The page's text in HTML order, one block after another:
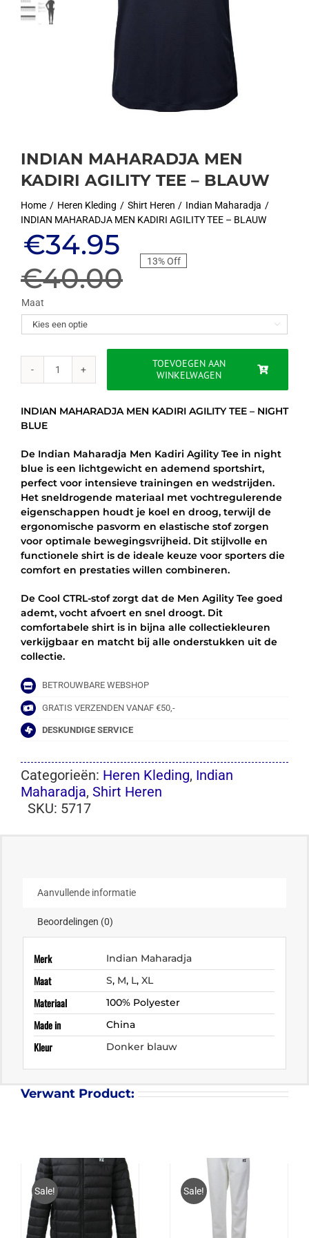
INDIAN MAHARADJA MEN
KADIRI AGILITY TEE – BLAUW
Home Heren Kleding Shirt Heren
Indian Maharadja
INDIAN MAHARADJA MEN KADIRI AGILITY TEE – BLAUW
€40.00
Oorspronkelijke
prijs
was:
€40.00.
€34.95
Huidige
prijs
is:
€34.95.
13% Off
Maat

INDIAN
MAHARADJA
BLAUW
aantal
TOEVOEGEN AAN
WINKELWAGEN
INDIAN MAHARADJA MEN KADIRI AGILITY TEE – NIGHT
BLUE
De Indian Maharadja Men Kadiri Agility Tee in night
blue is een lichtgewicht en ademend sportshirt,
perfect voor intensieve trainingen en wedstrijden.
Het sneldrogende materiaal met vochtregulerende
eigenschappen houdt je koel en droog, terwijl de
ergonomische pasvorm en elastische stof zorgen
voor optimale bewegingsvrijheid. Dit stijlvolle en
functionele shirt is de ideale keuze voor sporters die
comfort en prestaties willen combineren.
De Cool CTRL-stof zorgt dat de Men Agility Tee goed
ademt, vocht afvoert en snel droogt. Dit
comfortabele shirt is in bijna alle collectiekleuren
verkijgbaar en matcht bij alle onderstukken uit de
collectie.
BETROUWBARE WEBSHOP
GRATIS VERZENDEN VANAF €50,-
DESKUNDIGE SERVICE
Categorieën: Heren Kleding, Indian
Maharadja, Shirt Heren
SKU: 5717
Aanvullende informatie
Beoordelingen (0)
Merk Indian Maharadja
Maat S, M, L,XL
Materiaal 100% Polyester
Made in China
Kleur Donker blauw
Verwant Product:
Sale! Sale!